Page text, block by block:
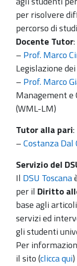
per risolvere
percorso di
Docente Tutor:
– Prof. Marco
Legislazione
– Prof. Marco
Management e
(WML-LM)
Tutor alla pari:
–Costanza Dal
Servizio del
Il DSU Toscana
per il Diritto
base agli
servizi ed
gli studenti
Per
il sito (clicca qui)